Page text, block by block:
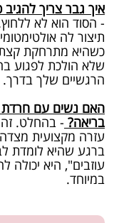
איך גבר צריך
- הסוד הוא לא
תיצור לה
כשהיא מתרחקת
שלא הולכת לפגוע
הרגשיים שלך בדרך.
האם נשים עם חרדת
בריאה? - בהחלט.
עזרה מקצועית
ברגע שהיא לומדת
עוזבים", היא יכולה
במיוחד.